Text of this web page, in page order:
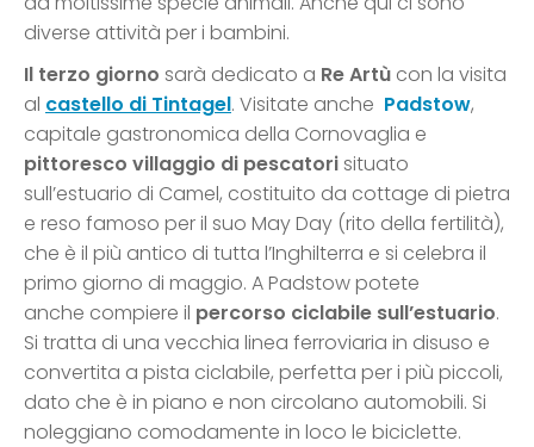
diverse attività per i bambini.
Il terzo giorno sarà dedicato a Re Artù con la visita
al castello di Tintagel. Visitate anche Padstow,
capitale gastronomica della Cornovaglia e
pittoresco villaggio di pescatorisituato
sull’estuario di Camel, costituito da cottage di pietra
e reso famoso per il suo May Day (rito della fertilità),
che è il più antico di tutta l’Inghilterra e si celebra il
primo giorno di maggio. A Padstow potete
anche compiere il percorso ciclabile sull’estuario.
Si tratta di una vecchia linea ferroviaria in disuso e
convertita a pista ciclabile, perfetta per i più piccoli,
dato che è in piano e non circolano automobili. Si
noleggiano comodamente in loco le biciclette.